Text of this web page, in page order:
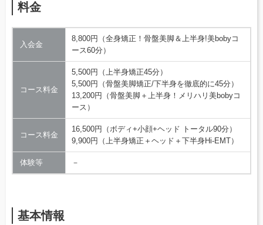
料金
入会金
8,800円（全身矯正！骨盤美脚＆上半身!美bobyコ
ース60分）
コース料金
5,500円（上半身矯正45分）
5,500円（骨盤美脚矯正/下半身を徹底的に45分）
13,200円（骨盤美脚＋上半身！メリハリ美bobyコ
ース）
コース料金
16,500円（ボディ+小顔+ヘッド トータル90分）
9,900円（上半身矯正＋ヘッド＋下半身Hi-EMT）
体験等 －
基本情報